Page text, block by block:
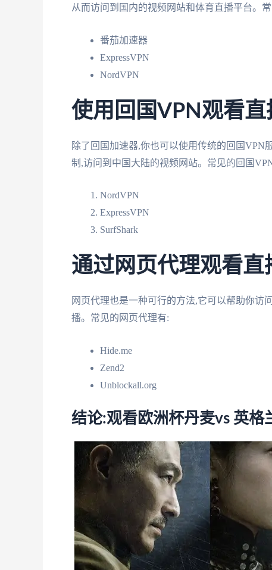
从而访问到国内的视频网站和体育直播平台。
番茄加速器
ExpressVPN
NordVPN
使用回国VPN观看直
除了回国加速器,你也可以使用传统的回国VPN
制,访问到中国大陆的视频网站。常见的回国
NordVPN
ExpressVPN
SurfShark
通过网页代理观看直
网页代理也是一种可行的方法,它可以帮助你访
播。常见的网页代理有:
Hide.me
Zend2
Unblockall.org
结论:观看欧洲杯丹麦vs 英格